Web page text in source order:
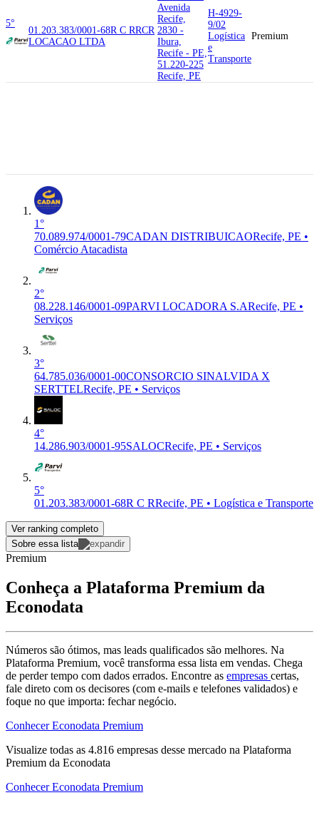
5°
01.203.383/0001-68R C RRCR
LOCACAO LTDA
Avenida
Recife,
2830 -
Ibura,
Recife - PE,
51.220-225
Recife, PE
H-4929-
9/02
Logística
e
Transporte
Premium
1°
70.089.974/0001-79CADAN DISTRIBUICAORecife, PE •
Comércio Atacadista
2°
08.228.146/0001-09PARVI LOCADORA S.ARecife, PE •
Serviços
3°
64.785.036/0001-00CONSORCIO SINALVIDA X
SERTTELRecife, PE • Serviços
4°
14.286.903/0001-95SALOCRecife, PE • Serviços
5°
01.203.383/0001-68R C RRecife, PE • Logística e Transporte
Ver ranking completo
Sobre essa lista
Premium
Conheça a Plataforma Premium da
Econodata
Números são ótimos, mas leads qualificados são melhores. Na
Plataforma Premium, você transforma essa lista em vendas. Chega
de perder tempo com dados errados. Encontre as empresas certas,
fale direto com os decisores (com e-mails e telefones validados) e
foque no que importa: fechar negócio.
Conhecer Econodata Premium
Visualize todas as 4.816 empresas desse mercado na Plataforma
Premium da Econodata
Conhecer Econodata Premium